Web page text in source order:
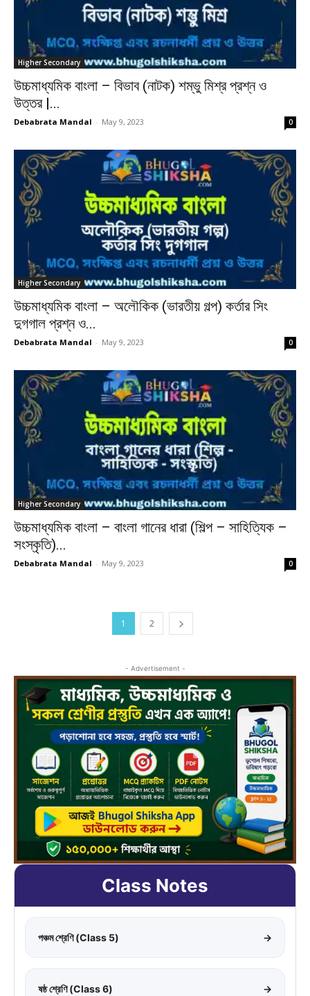
Higher Secondary
উচ্চমাধ্যমিক বাংলা – বিভাব (নাটক) শম্ভু মিশ্র প্রশ্ন ও
উত্তর |...
Debabrata Mandal - May 9, 2023 0
Higher Secondary
উচ্চমাধ্যমিক বাংলা – অলৌকিক (ভারতীয় গল্প) কর্তার সিং
দুগগাল প্রশ্ন ও...
Debabrata Mandal - May 9, 2023 0
Higher Secondary
উচ্চমাধ্যমিক বাংলা – বাংলা গানের ধারা (শিল্প – সাহিত্যিক –
সংস্কৃতি)...
Debabrata Mandal - May 9, 2023 0
1 2
- Advertisement -
Class Notes
পঞ্চম শ্রেণি (Class 5) →
ষষ্ঠ শ্রেণি (Class 6) →